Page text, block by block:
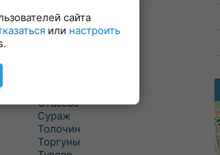
Сенно
Ситцы
Славени
Стасево
Сураж
Толочин
Торгуны
сайта
или настроить